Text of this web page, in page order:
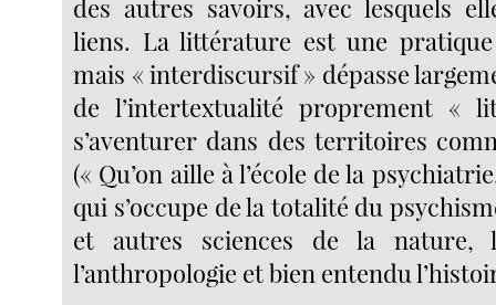
des autres savoirs, avec lesquels
liens. La littérature est une
mais « interdiscursif » dépasse
de l’intertextualité proprement «
s’aventurer dans des territoires
(« Qu’on aille à l’école de la
qui s’occupe de la totalité du
et autres sciences de la nature,
l’anthropologie et bien entendu